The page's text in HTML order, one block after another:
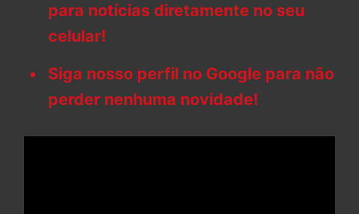
para notícias diretamente no seu
celular!
Siga nosso perfil no Google para não
perder nenhuma novidade!